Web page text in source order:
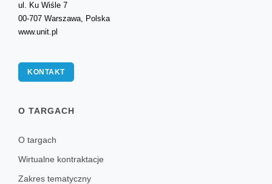
ul. Ku Wiśle 7
00-707 Warszawa, Polska
www.unit.pl
KONTAKT
O TARGACH
O targach
Wirtualne kontraktacje
Zakres tematyczny